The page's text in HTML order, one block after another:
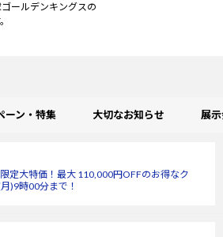
ールデンキングスの
ーン・特集 大切なお知らせ 展
定大特価！最大 110,000円OFFのお得なク
)9時00分まで！